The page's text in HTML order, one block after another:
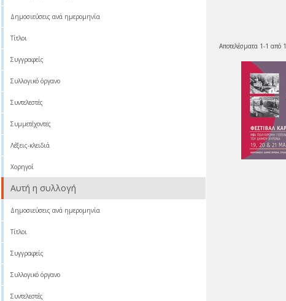
Αποτελέσματα 1-1 από 1
Δημοσιεύσεις ανά ημερομηνία
Τίτλοι
Συγγραφείς
Συλλογικό όργανο
Συντελεστές
Συμμετέχοντες
Λέξεις-κλειδιά
Χορηγοί
Αυτή η συλλογή
Δημοσιεύσεις ανά ημερομηνία
Τίτλοι
Συγγραφείς
Συλλογικό όργανο
Συντελεστές